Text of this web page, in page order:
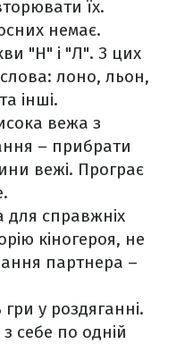
їх.
немає.
"Н" і "Л". З цих
лоно, льон,
інші.
вежа з
– прибрати
вежі. Програє
для справжніх
кіногероя, не
партнера –
гри у роздяганні.
себе по одній